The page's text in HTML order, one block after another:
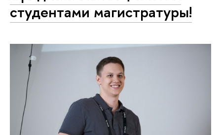
студентами магистратуры!